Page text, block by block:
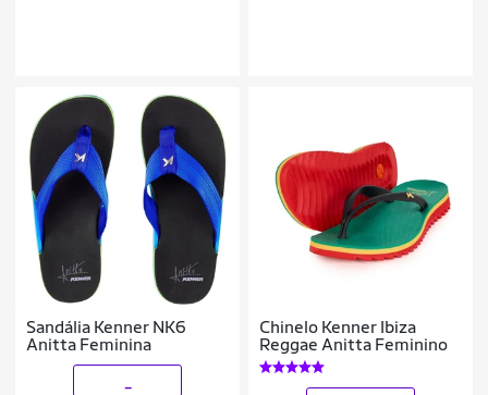
Sandália Kenner NK6
Anitta Feminina
Chinelo Kenner Ibiza
Reggae Anitta Feminino